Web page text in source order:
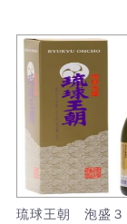
琉球王朝 泡盛